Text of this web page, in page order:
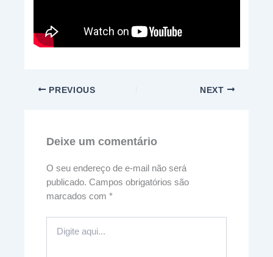
PREVIOUS NEXT
Deixe um comentário
O seu endereço de e-mail não será
publicado. Campos obrigatórios são
marcados com*
aqui...